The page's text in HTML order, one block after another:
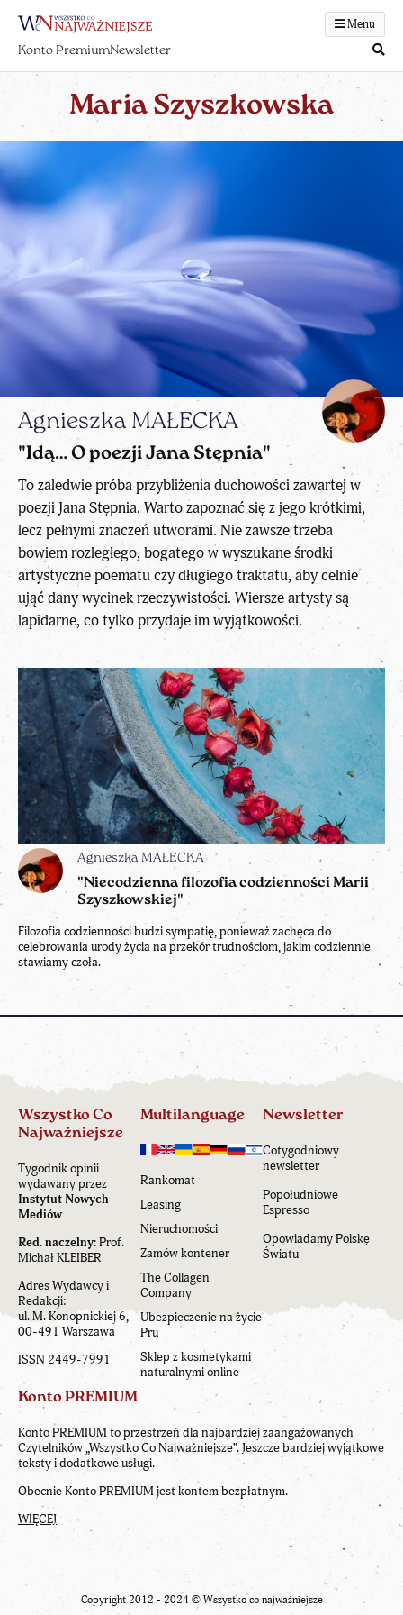
Menu
Konto PremiumNewsletter
Maria Szyszkowska
Agnieszka MAŁECKA
"Idą… O poezji Jana Stępnia"
To zaledwie próba przybliżenia duchowości zawartej w
poezji Jana Stępnia. Warto zapoznać się z jego krótkimi,
lecz pełnymi znaczeń utworami. Nie zawsze trzeba
bowiem rozległego, bogatego w wyszukane środki
artystyczne poematu czy długiego traktatu, aby celnie
ująć dany wycinek rzeczywistości. Wiersze artysty są
lapidarne, co tylko przydaje im wyjątkowości.
Agnieszka MAŁECKA
"Niecodzienna filozofia codzienności Marii
Szyszkowskiej"
Filozofia codzienności budzi sympatię, ponieważ zachęca do
celebrowania urody życia na przekór trudnościom, jakim codziennie
stawiamy czoła.
Wszystko Co
Najważniejsze
Tygodnik opinii
wydawany przez
Instytut Nowych
Mediów
Red. naczelny:Prof.
Michał KLEIBER
Adres Wydawcy i
Redakcji:
ul. M. Konopnickiej 6,
00-491 Warszawa
ISSN 2449-7991
Multilanguage
Rankomat
Leasing
Nieruchomości
Zamów kontener
The Collagen
Company
Ubezpieczenie na życie
Pru
Sklep z kosmetykami
naturalnymi online
Newsletter
Cotygodniowy
newsletter
Popołudniowe
Espresso
Opowiadamy Polskę
Światu
Konto PREMIUM
Konto PREMIUM to przestrzeń dla najbardziej zaangażowanych
Czytelników „Wszystko Co Najważniejsze”. Jeszcze bardziej wyjątkowe
teksty i dodatkowe usługi.
Obecnie Konto PREMIUM jest kontem bezpłatnym.
WIĘCEJ
Copyright 2012 - 2024 © Wszystko co najważniejsze